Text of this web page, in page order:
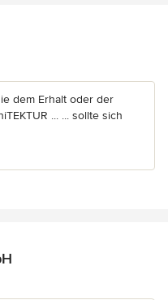
5 Sternen
dem Erhalt oder der
... ... sollte sich
5 Sternen